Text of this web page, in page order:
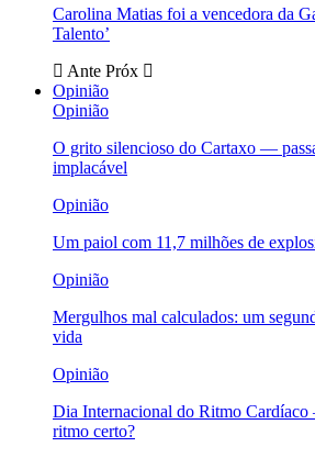
Carolina Matias foi a vencedora da
Talento’
Ante Próx
Opinião
Opinião
O grito silencioso do Cartaxo —
implacável
Opinião
Um paiol com 11,7 milhões de
Opinião
Mergulhos mal calculados: um
vida
Opinião
Dia Internacional do Ritmo Cardíaco
ritmo certo?